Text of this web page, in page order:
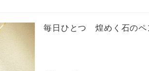
毎日ひとつ 煌めく石の